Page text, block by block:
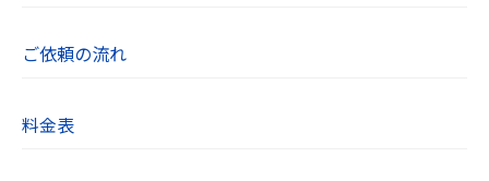
ご依頼の流れ
料金表